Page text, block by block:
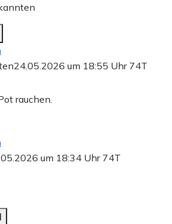
24.05.2026 um 18:55 Uhr 74T
rauchen.
um 18:34 Uhr 74T